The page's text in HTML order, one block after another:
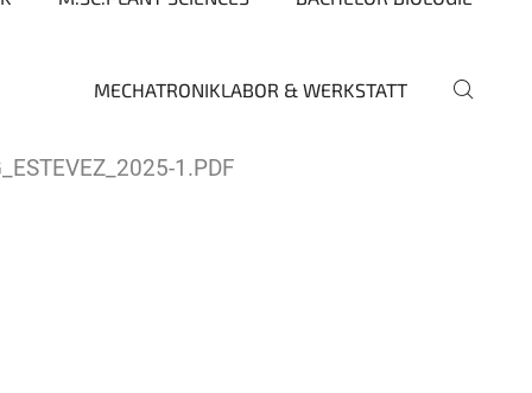
MECHATRONIKLABOR & WERKSTATT
1.PDF